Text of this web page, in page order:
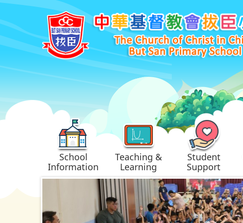
School
Information
Teaching &
Learning
Student
Support